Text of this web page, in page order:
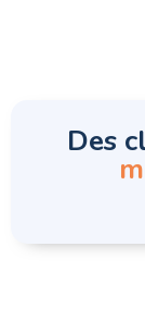
Des